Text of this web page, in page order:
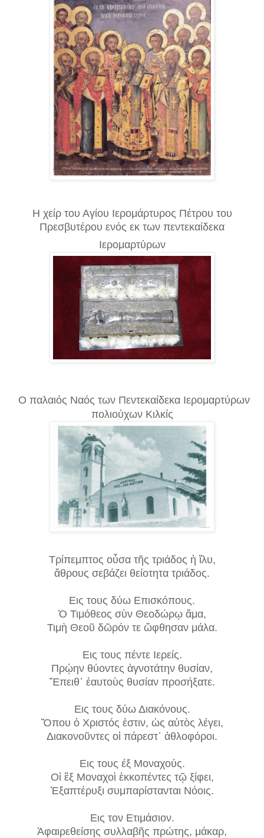
Η χείρ του Αγίου Ιερομάρτυρος Πέτρου του
Πρεσβυτέρου ενός εκ των πεντεκαίδεκα
Ιερομαρτύρων
O παλαιός Ναός των Πεντεκαίδεκα Ιερομαρτύρων
πολιούχων Κιλκίς
Τρίπεμπτος οὖσα τῆς τριάδος ἡ ἵλυ,
ἄθρους σεβάζει θείοτητα τριάδος.
Eις τους δύω Eπισκόπους.
Ὁ Τιμόθεος σὺν Θεοδώρῳ ἅμα,
Τιμὴ Θεοῦ δῶρόν τε ὤφθησαν μάλα.
Eις τους πέντε Iερείς.
Πρῴην θύοντες ἁγνοτάτην θυσίαν,
Ἔπειθ᾿ ἑαυτοὺς θυσίαν προσήξατε.
Eις τους δύω Διακόνους.
Ὅπου ὁ Χριστός ἐστιν, ὡς αὐτὸς λέγει,
Διακονοῦντες οἱ πάρεστ᾿ ἀθλοφόροι.
Eις τους έξ Mοναχούς.
Οἱ ἓξ Μοναχοὶ ἐκκοπέντες τῷ ξίφει,
Ἑξαπτέρυξι συμπαρίστανται Νόοις.
Eις τον Eτιμάσιον.
Ἀφαιρεθείσης συλλαβῆς πρώτης, μάκαρ,